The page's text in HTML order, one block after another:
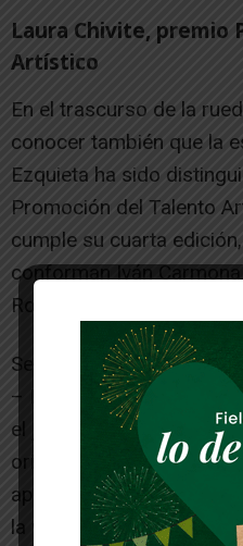
Laura Chivite, premio
Artístico
En el trascurso de la
conocer también que la
Ezquieta ha sido
Promoción del Talento
cumple su cuarta
conforman Iván
Rodriguez (2021), y
Según ha desvelado el
– Institución Príncipe de
el jurado ha tenido en
originalidad en el uso de
aportando una voz
la variedad de repertorio